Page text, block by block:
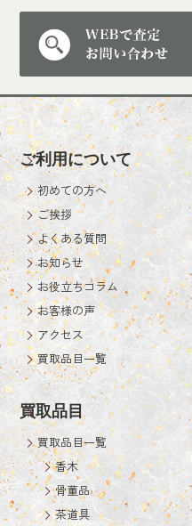
ご利用について
初めての方へ
ご挨拶
よくある質問
お知らせ
お役立ちコラム
お客様の声
アクセス
買取品目一覧
買取品目
買取品目一覧
香木
骨董品
茶道具